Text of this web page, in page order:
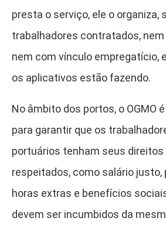
presta o serviço, ele o organiza,
trabalhadores contratados,
nem com vínculo empregatício,
os aplicativos estão fazendo.
No âmbito dos portos, o OGMO
para garantir que os
portuários tenham seus
respeitados, como salário justo,
horas extras e benefícios
devem ser incumbidos da